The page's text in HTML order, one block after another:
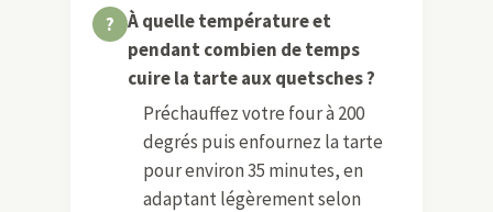
À quelle température et
pendant combien de temps
cuire la tarte aux quetsches ?
Préchauffez votre four à 200
degrés puis enfournez la tarte
pour environ 35 minutes, en
adaptant légèrement selon